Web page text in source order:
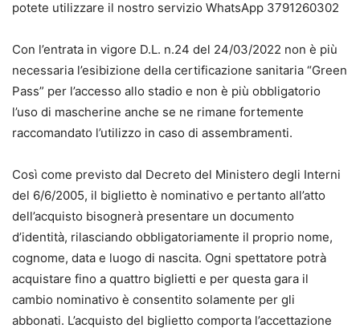
potete utilizzare il nostro servizio WhatsApp 3791260302
Con l’entrata in vigore D.L. n.24 del 24/03/2022 non è più
necessaria l’esibizione della certificazione sanitaria “Green
Pass” per l’accesso allo stadio e non è più obbligatorio
l’uso di mascherine anche se ne rimane fortemente
raccomandato l’utilizzo in caso di assembramenti.
Così come previsto dal Decreto del Ministero degli Interni
del 6/6/2005, il biglietto è nominativo e pertanto all’atto
dell’acquisto bisognerà presentare un documento
d’identità, rilasciando obbligatoriamente il proprio nome,
cognome, data e luogo di nascita. Ogni spettatore potrà
acquistare fino a quattro biglietti e per questa gara il
cambio nominativo è consentito solamente per gli
abbonati. L’acquisto del biglietto comporta l’accettazione